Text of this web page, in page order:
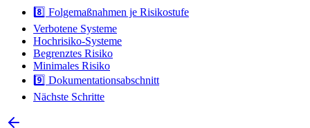
8️⃣ Folgemaßnahmen je Risikostufe
Verbotene Systeme
Hochrisiko-Systeme
Begrenztes Risiko
Minimales Risiko
9️⃣ Dokumentationsabschnitt
Nächste Schritte